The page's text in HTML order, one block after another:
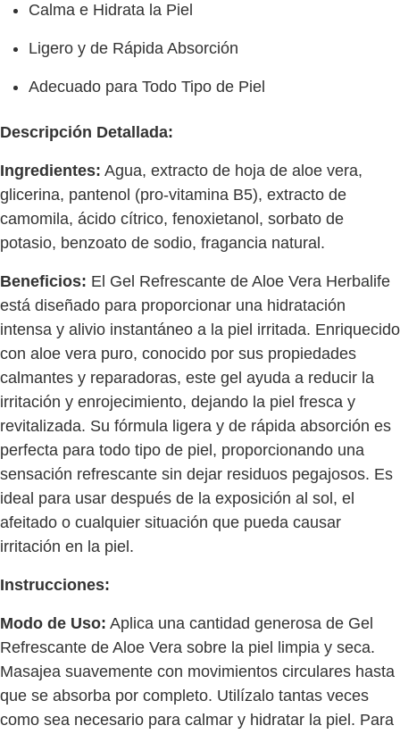
Calma e Hidrata la Piel
Ligero y de Rápida Absorción
Adecuado para Todo Tipo de Piel
Descripción Detallada:
Ingredientes: Agua, extracto de hoja de aloe vera,
glicerina, pantenol (pro-vitamina B5), extracto de
camomila, ácido cítrico, fenoxietanol, sorbato de
potasio, benzoato de sodio, fragancia natural.
Beneficios: El Gel Refrescante de Aloe Vera Herbalife
está diseñado para proporcionar una hidratación
intensa y alivio instantáneo a la piel irritada. Enriquecido
con aloe vera puro, conocido por sus propiedades
calmantes y reparadoras, este gel ayuda a reducir la
irritación y enrojecimiento, dejando la piel fresca y
revitalizada. Su fórmula ligera y de rápida absorción es
perfecta para todo tipo de piel, proporcionando una
sensación refrescante sin dejar residuos pegajosos. Es
ideal para usar después de la exposición al sol, el
afeitado o cualquier situación que pueda causar
irritación en la piel.
Instrucciones:
Modo de Uso: Aplica una cantidad generosa de Gel
Refrescante de Aloe Vera sobre la piel limpia y seca.
Masajea suavemente con movimientos circulares hasta
que se absorba por completo. Utilízalo tantas veces
como sea necesario para calmar y hidratar la piel. Para